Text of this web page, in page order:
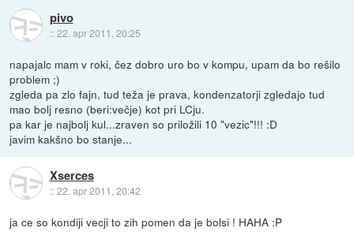
pivo
::22. apr 2011, 20:25
napajalc mam v roki, čez dobro uro bo v kompu, upam da bo rešilo
problem ;)
zgleda pa zlo fajn, tud teža je prava, kondenzatorji zgledajo tud
mao bolj resno (beri:večje) kot pri LCju.
pa kar je najbolj kul...zraven so priložili 10 "vezic"!!! :D
javim kakšno bo stanje...
Xserces
::22. apr 2011, 20:42
ja ce so kondiji vecji to zih pomen da je bolsi ! HAHA :P